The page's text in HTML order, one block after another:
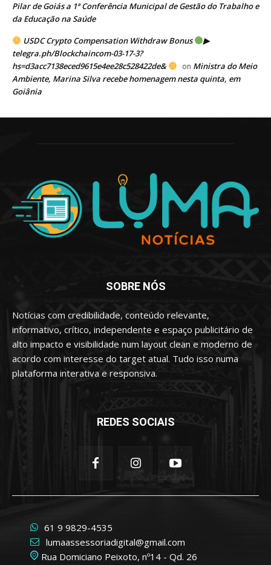
Pilar de Goiás a 1ª Conferência Municipal de Gestão do Trabalho e
da Educação na Saúde
USDC Crypto Compensation Withdraw Bonus
▶
telegra.ph/Blockchaincom-03-17-3?
hs=d3acc7138eced9615e4ee28c528422de&
on Ministra do Meio
Ambiente, Marina Silva recebe homenagem nesta quinta, em
Goiânia
SOBRE NÓS
Notícias com credibilidade, conteúdo relevante,
informativo, crítico, independente e espaço publicitário de
alto impacto e visibilidade num layout clean e moderno de
acordo com interesse do target atual. Tudo isso numa
plataforma interativa e responsiva.
REDES SOCIAIS
61 9 9829-4535
lumaassessoriadigital@gmail.com
Rua Domiciano Peixoto, nº14 - Qd. 26